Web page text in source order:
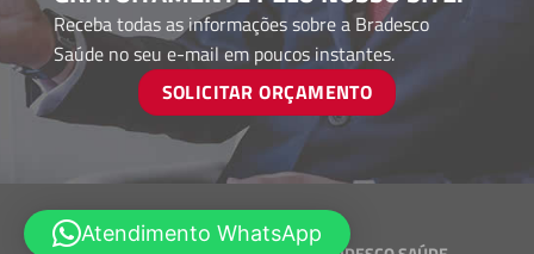
Receba todas as informações sobre a Bradesco
Saúde no seu e-mail em poucos instantes.
SOLICITAR ORÇAMENTO
Atendimento WhatsApp